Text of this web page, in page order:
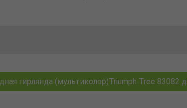
гирлянда (мультиколор)Triumph Tree 83082